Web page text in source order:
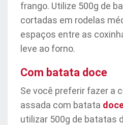
frango. Utilize 500g de
cortadas em rodelas
espaços entre as
leve ao forno.
Com batata doce
Se você preferir fazer a
assada com batata
utilizar 500g de batatas